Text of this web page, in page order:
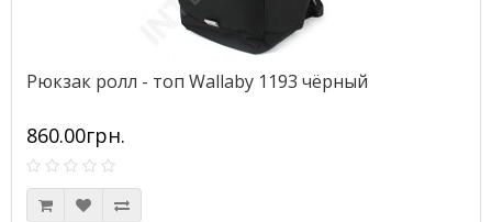
Рюкзак ролл - топ Wallaby 1193 чёрный
860.00грн.